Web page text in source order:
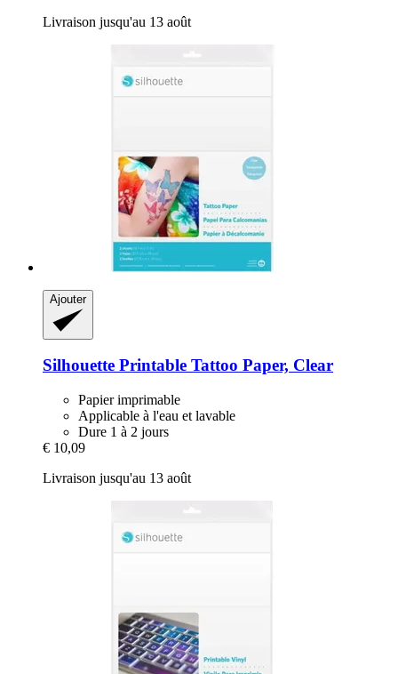
Livraison jusqu'au 13 août
Ajouter
Silhouette Printable Tattoo Paper, Clear
Papier imprimable
Applicable à l'eau et lavable
Dure 1 à 2 jours
€ 10,09
Livraison jusqu'au 13 août